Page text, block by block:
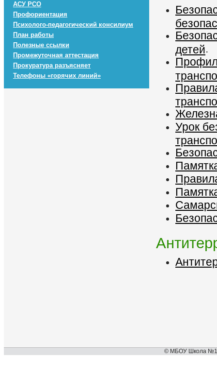
АСУ РСО
Профориентация
Психолого-педагогический консилиум
План работы
Полезные ссылки
Промежуточная аттестация
Прокуратура разъясняет
Телефоны «горячих линий»
детей.
Урок
© МБОУ Школа